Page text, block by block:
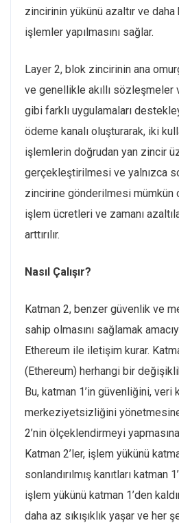
zincirinin yükünü azaltır ve daha
işlemler yapılmasını sağlar.
Layer 2, blok zincirinin ana
ve genellikle akıllı sözleşmeler
gibi farklı uygulamaları
ödeme kanalı oluşturarak, iki
işlemlerin doğrudan yan zincir
gerçekleştirilmesi ve yalnızca
zincirine gönderilmesi mümkün
işlem ücretleri ve zamanı
arttırılır.
Nasıl Çalışır?
Katman 2, benzer güvenlik ve
sahip olmasını sağlamak
Ethereum ile iletişim kurar.
(Ethereum) herhangi bir
Bu, katman 1’in güvenliğini, veri
merkeziyetsizliğini
2’nin ölçeklendirmeyi
Katman 2’ler, işlem yükünü
sonlandırılmış kanıtları katman
işlem yükünü katman 1’den
daha az sıkışıklık yaşar ve her